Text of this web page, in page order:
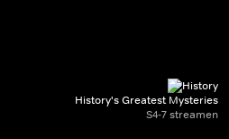
History's Greatest Mysteries
S4-7 streamen